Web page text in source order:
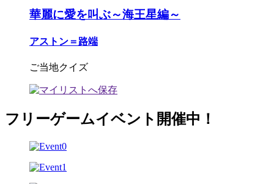
華麗に愛を叫ぶ～海王星編～
アストン＝路端
ご当地クイズ
フリーゲームイベント開催中！